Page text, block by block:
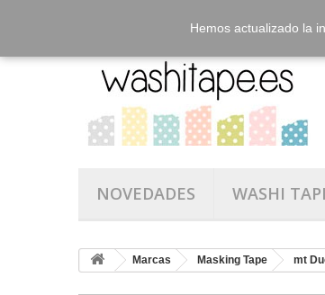
NOVEDADES WASHI
Marcas Masking Tape mt
Hemos actualizado la